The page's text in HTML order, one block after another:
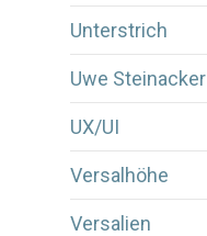
Unterstrich
Uwe Steinacker
UX/UI
Versalhöhe
Versalien